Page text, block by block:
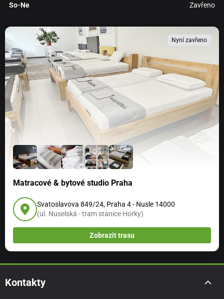
So-Ne Zavřeno
Nyní zavřeno
Matracové & bytové studio Praha
Svatoslavova 849/24, Praha 4 - Nusle 14000
(ul. Nuselská - tram stanice Horky)
Zobrazit trasu
Kontakty